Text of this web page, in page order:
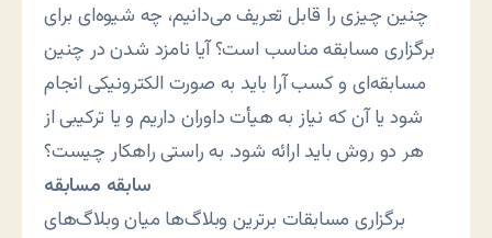
چنین چیزی را قابل تعریف می‌دانیم، چه شیوه‌ای برای
برگزاری مسابقه مناسب است؟ آیا نامزد شدن در چنین
مسابقه‌ای و کسب آرا باید به صورت الکترونیکی انجام
شود یا آن که نیاز به هیأت داوران داریم و یا ترکیبی از
هر دو روش باید ارائه شود. به راستی راهکار چیست؟
سابقه مسابقه
برگزاری مسابقات برترین وبلاگ‌ها میان وبلاگ‌های